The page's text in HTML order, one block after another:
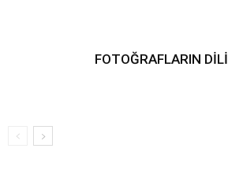
FOTOĞRAFLARIN DİLİ